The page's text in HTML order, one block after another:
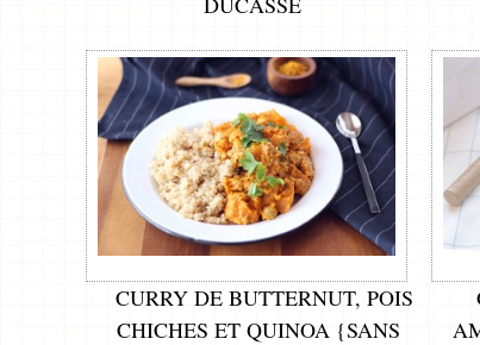
CURRY DE BUTTERNUT, POIS
CHICHES ET QUINOA {SANS